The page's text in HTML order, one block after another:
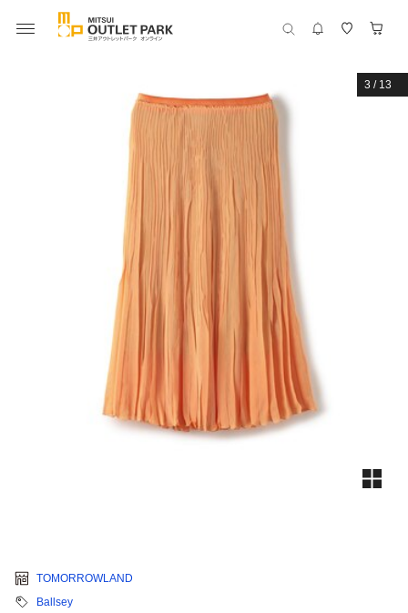
3 / 13
TOMORROWLAND
Ballsey